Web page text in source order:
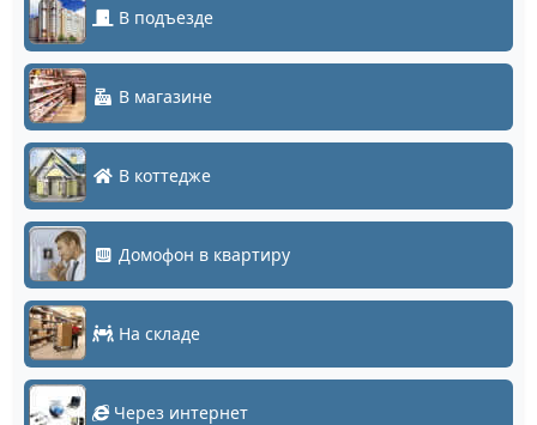
В подъезде
В магазине
В коттедже
Домофон в квартиру
На складе
Через интернет